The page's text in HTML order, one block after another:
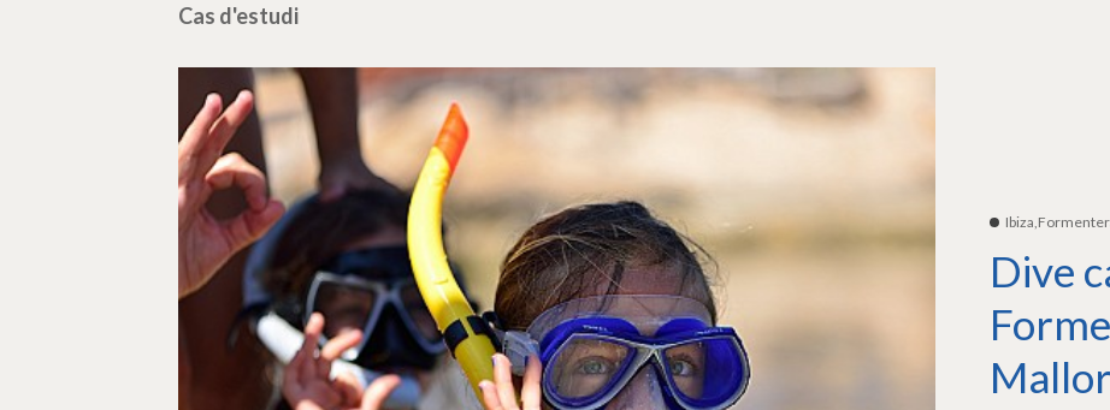
Cas d'estudi
Dive